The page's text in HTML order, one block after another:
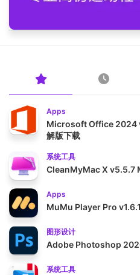
Apps
Microsoft Office 2024
解版下载
系统工具
CleanMyMac X v5.5.7
Apps
MuMu Player Pro
图形设计
Adobe Photoshop
系统工具